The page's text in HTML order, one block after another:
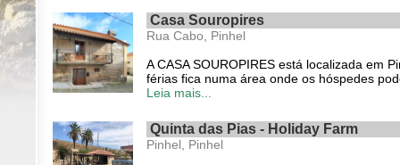
Casa Souropires
Rua Cabo, Pinhel
A CASA SOUROPIRES está localizada em
férias fica numa área onde os hóspedes
Leia mais...
Quinta das Pias - Holiday Farm
Pinhel, Pinhel